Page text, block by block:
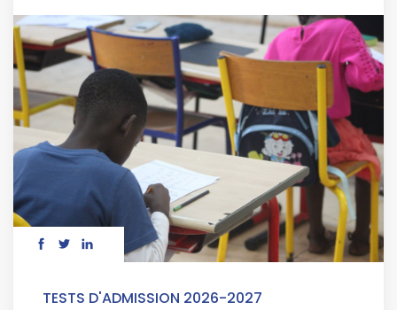
TESTS D'ADMISSION 2026-2027